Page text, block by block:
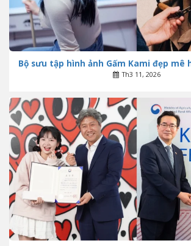
Bộ sưu tập hình ảnh Gấm Kami đẹp mê
Th3 11, 2026